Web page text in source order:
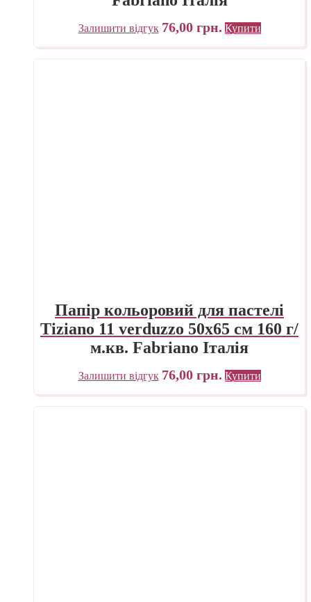
Залишити відгук 76,00 грн. Купити
Папір кольоровий для пастелі
Tiziano 11 verduzzo 50х65 см 160 г/
м.кв. Fabriano Італія
Залишити відгук 76,00 грн. Купити